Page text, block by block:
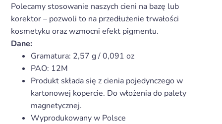
Polecamy stosowanie naszych cieni na bazę lub
korektor – pozwoli to na przedłużenie trwałości
kosmetyku oraz wzmocni efekt pigmentu.
Dane:
Gramatura: 2,57 g / 0,091 oz
PAO: 12M
Produkt składa się z cienia pojedynczego w
kartonowej kopercie. Do włożenia do palety
magnetycznej.
Wyprodukowany w Polsce